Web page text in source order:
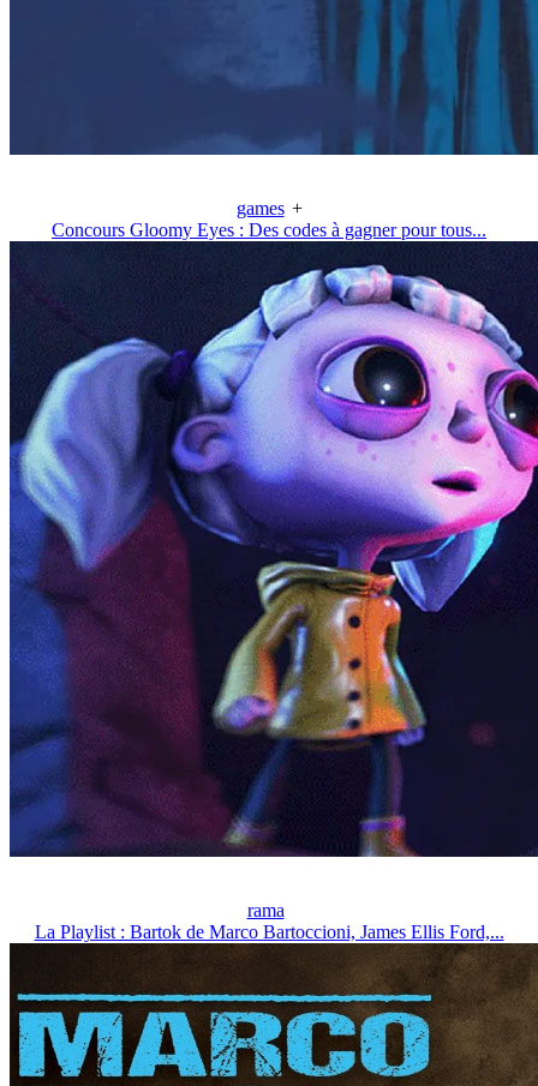
games +
Concours Gloomy Eyes : Des codes à gagner pour tous...
rama
La Playlist : Bartok de Marco Bartoccioni, James Ellis Ford,...